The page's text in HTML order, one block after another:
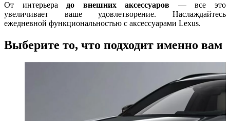
От интерьерадо внешних аксессуаров — все это
увеличивает ваше удовлетворение. Наслаждайтесь
ежедневной функциональностью с аксессуарами Lexus.
Выберите то, что подходит именно вам